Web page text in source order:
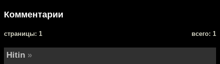
Комментарии
cтраницы: 1 всего: 1
Hitin »